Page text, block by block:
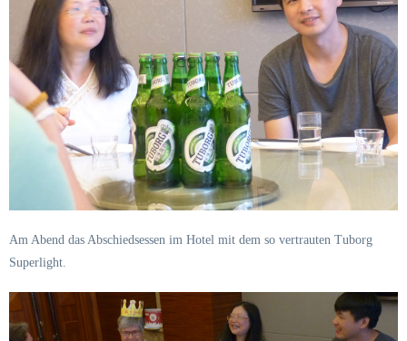
Am Abend das Abschiedsessen im Hotel mit dem so vertrauten Tuborg
Superlight.